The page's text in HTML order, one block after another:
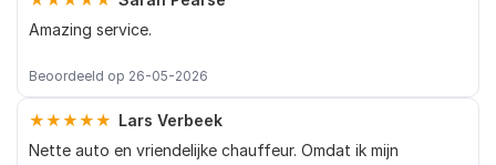
Amazing service.
Beoordeeld op 26-05-2026
★★★★★ Lars Verbeek
Nette auto en vriendelijke chauffeur. Omdat ik mijn